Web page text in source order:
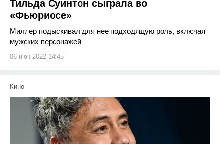
Тильда Суинтон сыграла во
«Фьюриосе»
Миллер подыскивал для нее подходящую роль, включая
мужских персонажей.
06 июн 2022 14:45
Кино